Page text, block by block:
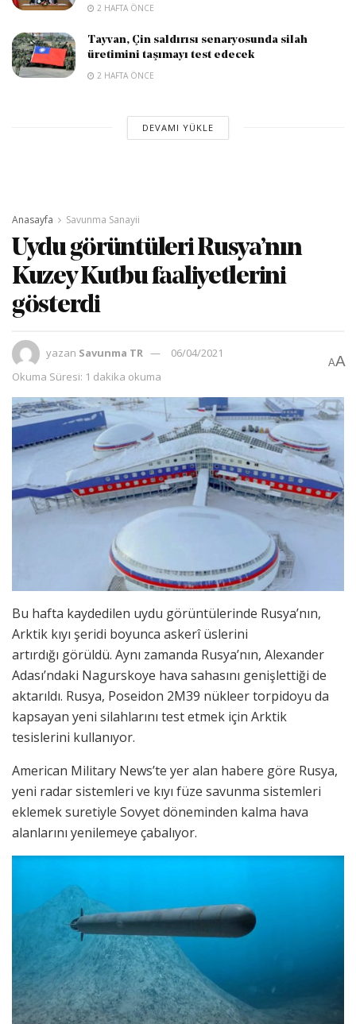
2 HAFTA ÖNCE
Tayvan, Çin saldırısı senaryosunda silah
üretimini taşımayı test edecek
2 HAFTA ÖNCE
DEVAMI YÜKLE
Anasayfa Savunma Sanayii
Uydu görüntüleri Rusya’nın
Kuzey Kutbu faaliyetlerini
gösterdi
yazan Savunma TR
06/04/2021
Okuma Süresi: 1 dakika okuma
AA
Bu hafta kaydedilen uydu görüntülerinde Rusya’nın,
Arktik kıyı şeridi boyunca askerî üslerini
artırdığı görüldü. Aynı zamanda Rusya’nın, Alexander
Adası’ndaki Nagurskoye hava sahasını genişlettiği de
aktarıldı. Rusya, Poseidon 2M39 nükleer torpidoyu da
kapsayan yeni silahlarını test etmek için Arktik
tesislerini kullanıyor.
American Military News’te yer alan habere göre Rusya,
yeni radar sistemleri ve kıyı füze savunma sistemleri
eklemek suretiyle Sovyet döneminden kalma hava
alanlarını yenilemeye çabalıyor.